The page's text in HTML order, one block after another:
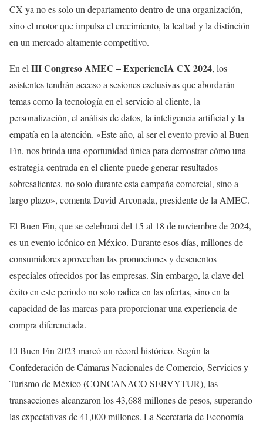
CX ya no es solo un departamento dentro de una organización,
sino el motor que impulsa el crecimiento, la lealtad y la distinción
en un mercado altamente competitivo.
En elIII Congreso AMEC – ExperiencIA CX 2024, los
asistentes tendrán acceso a sesiones exclusivas que abordarán
temas como la tecnología en el servicio al cliente, la
personalización, el análisis de datos, la inteligencia artificial y la
empatía en la atención. «Este año, al ser el evento previo al Buen
Fin, nos brinda una oportunidad única para demostrar cómo una
estrategia centrada en el cliente puede generar resultados
sobresalientes, no solo durante esta campaña comercial, sino a
largo plazo», comenta David Arconada, presidente de la AMEC.
El Buen Fin, que se celebrará del 15 al 18 de noviembre de 2024,
es un evento icónico en México. Durante esos días, millones de
consumidores aprovechan las promociones y descuentos
especiales ofrecidos por las empresas. Sin embargo, la clave del
éxito en este periodo no solo radica en las ofertas, sino en la
capacidad de las marcas para proporcionar una experiencia de
compra diferenciada.
El Buen Fin 2023 marcó un récord histórico. Según la
Confederación de Cámaras Nacionales de Comercio, Servicios y
Turismo de México (CONCANACO SERVYTUR), las
transacciones alcanzaron los 43,688 millones de pesos, superando
las expectativas de 41,000 millones. La Secretaría de Economía